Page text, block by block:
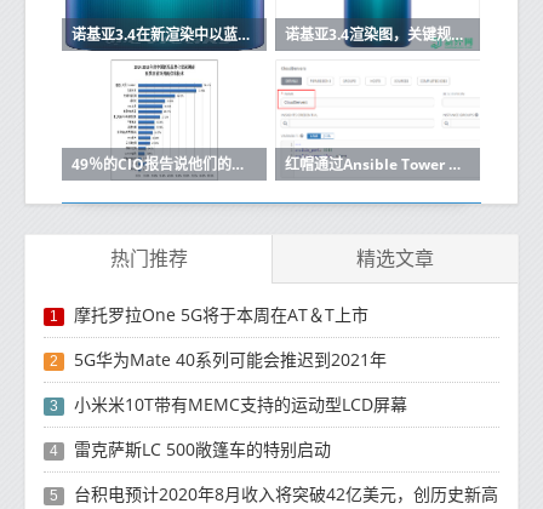
诺基亚3.4在新渲染中以蓝色显示 诺基亚3.4渲染图，关键规格和价格泄露
49％的CIO报告说他们的企业已经改变了他们的商业模式 红帽通过Ansible Tower 3.4更新提升工作流程自动化
热门推荐 精选文章
1 摩托罗拉One 5G将于本周在AT＆T上市
2 5G华为Mate 40系列可能会推迟到2021年
3 小米米10T带有MEMC支持的运动型LCD屏幕
4 雷克萨斯LC 500敞篷车的特别启动
5 台积电预计2020年8月收入将突破42亿美元，创历史新高